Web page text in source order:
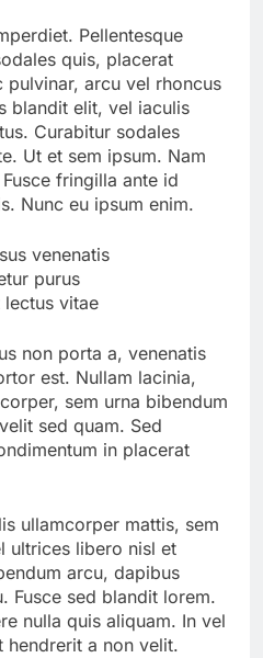
Pellentesque
quis, placerat
pulvinar, arcu vel rhoncus
blandit elit, vel iaculis
Curabitur sodales
Ut et sem ipsum. Nam
fringilla ante id
Nunc eu ipsum enim.
venenatis
purus
vitae
non porta a, venenatis
est. Nullam lacinia,
sem urna bibendum
sed quam. Sed
in placerat
ullamcorper mattis, sem
ultrices libero nisl et
arcu, dapibus
Fusce sed blandit lorem.
nulla quis aliquam. In vel
hendrerit a non velit.